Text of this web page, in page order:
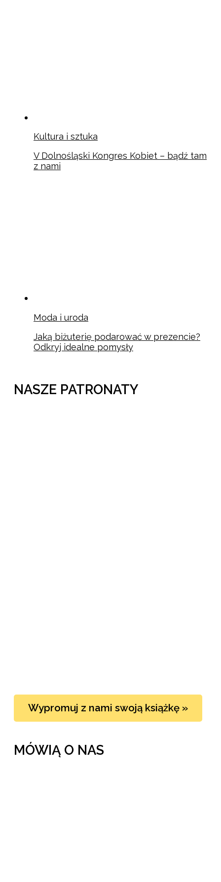
Kultura i sztuka
V Dolnośląski Kongres Kobiet – bądź tam
z nami
Moda i uroda
Jaką biżuterię podarować w prezencie?
Odkryj idealne pomysły
NASZE PATRONATY
Wypromuj z nami swoją książkę »
MÓWIĄ O NAS